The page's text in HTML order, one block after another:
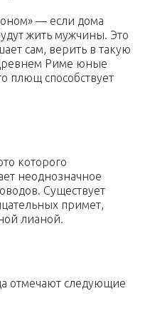
— если дома
жить мужчины. Это
сам, верить в такую
Риме юные
плющ способствует
которого
неоднозначное
Существует
примет,
лианой.
отмечают следующие